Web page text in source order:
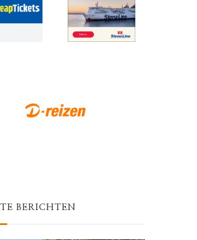
BERICHTEN